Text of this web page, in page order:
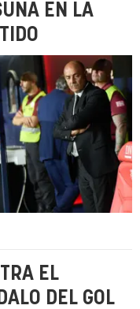
EN LA
EL
DEL GOL